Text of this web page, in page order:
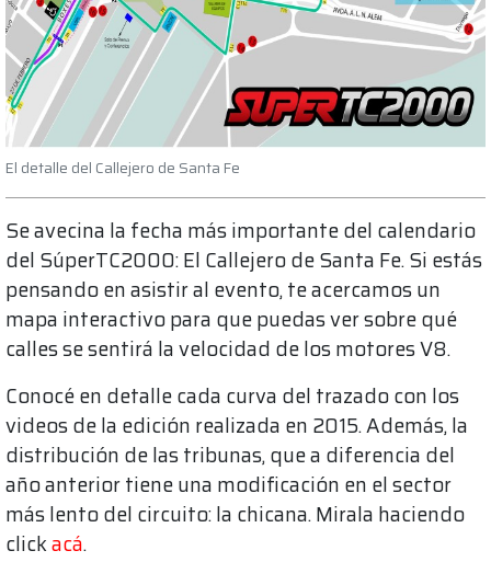
El detalle del Callejero de Santa Fe
Se avecina la fecha más importante del calendario
del SúperTC2000: El Callejero de Santa Fe. Si estás
pensando en asistir al evento, te acercamos un
mapa interactivo para que puedas ver sobre qué
calles se sentirá la velocidad de los motores V8.
Conocé en detalle cada curva del trazado con los
videos de la edición realizada en 2015. Además, la
distribución de las tribunas, que a diferencia del
año anterior tiene una modificación en el sector
más lento del circuito: la chicana. Mirala haciendo
clickacá.